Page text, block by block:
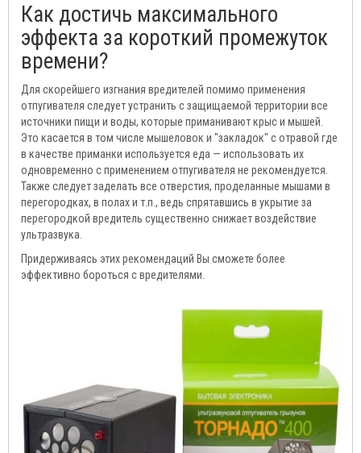
Как достичь максимального
эффекта за короткий промежуток
времени?
Для скорейшего изгнания вредителей помимо применения
отпугивателя следует устранить с защищаемой территории все
источники пищи и воды, которые приманивают крыс и мышей.
Это касается в том числе мышеловок и "закладок" с отравой где
в качестве приманки используется еда — использовать их
одновременно с применением отпугивателя не рекомендуется.
Также следует заделать все отверстия, проделанные мышами в
перегородках, в полах и т.п., ведь спрятавшись в укрытие за
перегородкой вредитель существенно снижает воздействие
ультразвука.
Придерживаясь этих рекомендаций Вы сможете более
эффективно бороться с вредителями.